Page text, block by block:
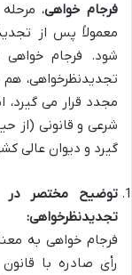
فرجام خواهی،
معمولاً پس از
شود. فرجام خواهی
تجدیدنظرخواهی،
مجدد قرار می گیرد،
شرعی و قانونی (از
گیرد و دیوان عالی
توضیح مختصر در
تجدیدنظرخواهی:
فرجام خواهی به
رأی صادره با